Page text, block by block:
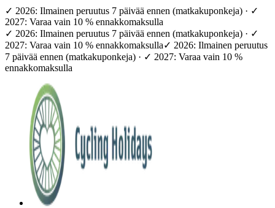
✓ 2026: Ilmainen peruutus 7 päivää ennen (matkakuponkeja) · ✓
2027: Varaa vain 10 % ennakkomaksulla
✓ 2026: Ilmainen peruutus 7 päivää ennen (matkakuponkeja) · ✓
2027: Varaa vain 10 % ennakkomaksulla✓ 2026: Ilmainen peruutus
7 päivää ennen (matkakuponkeja) · ✓ 2027: Varaa vain 10 %
ennakkomaksulla